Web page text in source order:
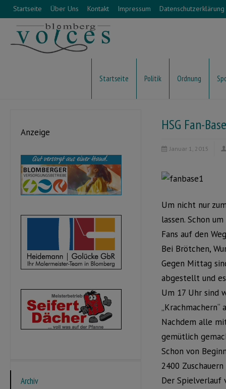
Startseite Über Uns Kontakt Impressum Datenschutzerklärung
Startseite Politik Ordnung
HSG Fan-
Januar 1, 2015
Um nicht nur
lassen. Schon
Fans auf den
Bei Brötchen,
Gegen Mittag
abgestellt und
Um 17 Uhr sind
„Krachmachern“
Nachdem alle
gemütlich
Schon von
2400
Der Spielverlauf
Anzeige
Archiv